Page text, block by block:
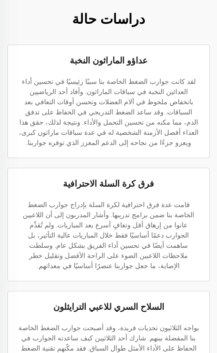
دراسات حالة
عداؤو الماراثون النخبة
لقد كانت جوارب الضغط الخاصة بنا سببًا رئيسيًا في تحسين أداء
العدائين النخبة في سباقات الماراثون. وأفاد أحد الرياضيين
بانخفاض ملحوظ في آلام العضلات وتحسن أوقات التعافي بعد
السباقات. وقد ساعد الضغط التدريجي في الحفاظ على تدفق
الدم، مما مكنه من تحسين التحمل والأداء. ونتيجة لذلك، حقق هذا
العداء أفضل الأزمنة الشخصية له في عدة سباقات ماراثون كبرى،
ويعزو جزءًا من نجاحه إلى الدعم المعزز الذي توفره جواربنا.
فرق كرة السلة الاحترافية
قامت عدة فرق احترافية لكرة السلة بإدراج جوارب الضغط
الخاصة بنا ضمن برامج تدريبها. وأشار المدربون إلى أن اللاعبين
عانوا من إرهاق أقل وتعافٍ أسرع بعد المباريات. ولم تُقدِّم
الجوارب دعمًا أساسيًا فقط خلال المباريات عالية التأثير، بل
ساهمت أيضًا في تحسين أداء الفريق بشكل عام. وسلطت
ملاحظات اللاعبين الضوء على الراحة الأفضل وتقليل خطر
الإصابة، ما جعل جواربنا عنصرًا أساسيًا في معداتهم.
السلاح السري للاعبي الترايثلون
يواجه الثلاثيون تحديات فريدة، وقد أصبحت جوارب الضغط الخاصة
بنا المفضلة بينهم. شارك أحد الثلاثيين كيف ساعدته الجوارب في
الحفاظ على الأداء الأمثل طوال السباق. فقد مكّنهم تقنية الضغط